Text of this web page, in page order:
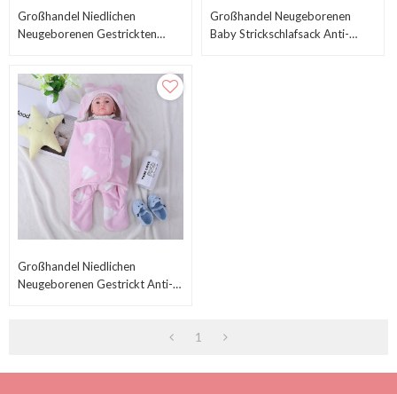
Großhandel Niedlichen
Neugeborenen Gestrickten
Lieferanten
Großhandel Neugeborenen
Baby Strickschlafsack Anti-
Großhandel Niedlichen
Neugeborenen Gestrickt Anti-
1